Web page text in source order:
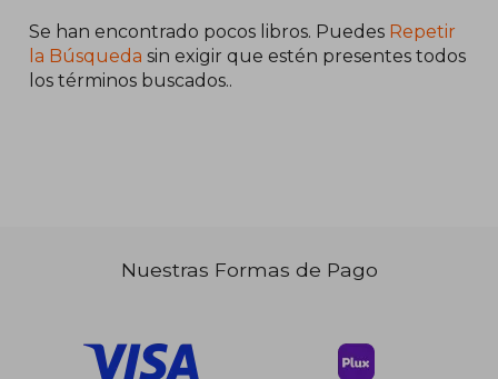
Se han encontrado pocos libros. Puedes Repetir
la Búsqueda sin exigir que estén presentes todos
los términos buscados..
Nuestras Formas de Pago